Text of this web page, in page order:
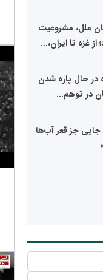
ملل، مشروعیت
از غزه تا ایران،...
در حال پاره شدن
در توهم...
جایی جز قعر آب‌ها